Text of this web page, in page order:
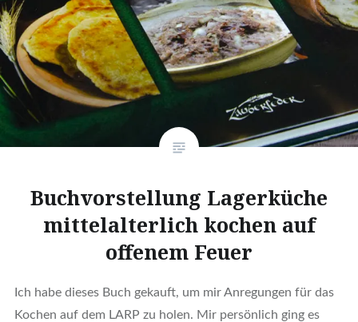
Buchvorstellung Lagerküche
mittelalterlich kochen auf
offenem Feuer
Ich habe dieses Buch gekauft, um mir Anregungen für das
Kochen auf dem LARP zu holen. Mir persönlich ging es